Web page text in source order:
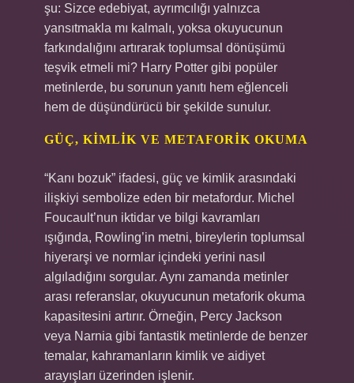
şu: Sizce edebiyat, ayrımcılığı yalnızca
yansıtmakla mı kalmalı, yoksa okuyucunun
farkındalığını artırarak toplumsal dönüşümü
teşvik etmeli mi? Harry Potter gibi popüler
metinlerde, bu sorunun yanıtı hem eğlenceli
hem de düşündürücü bir şekilde sunulur.
GÜÇ, KIMLIK VE METAFORIK OKUMA
“Kanı bozuk” ifadesi, güç ve kimlik arasındaki
ilişkiyi sembolize eden bir metafordur. Michel
Foucault’nun iktidar ve bilgi kavramları
ışığında, Rowling’in metni, bireylerin toplumsal
hiyerarşi ve normlar içindeki yerini nasıl
algıladığını sorgular. Aynı zamanda metinler
arası referanslar, okuyucunun metaforik okuma
kapasitesini artırır. Örneğin, Percy Jackson
veya Narnia gibi fantastik metinlerde de benzer
temalar, kahramanların kimlik ve aidiyet
arayışları üzerinden işlenir.